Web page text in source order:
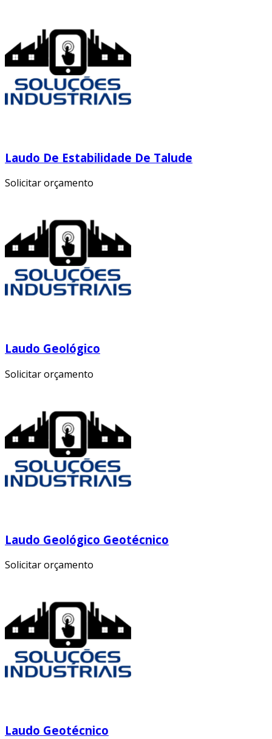
Laudo De Estabilidade De Talude
Solicitar orçamento
Laudo Geológico
Solicitar orçamento
Laudo Geológico Geotécnico
Solicitar orçamento
Laudo Geotécnico